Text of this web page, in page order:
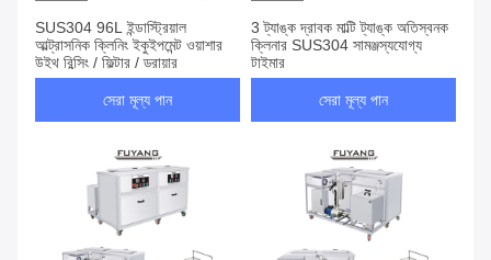
SUS304 96L ইন্ডাস্ট্রিয়াল
আল্ট্রাসনিক ক্লিনিং ইকুইপমেন্ট ওয়াশার
উইথ রিন্সিং / ফিল্টার / ড্রায়ার
সেরা মূল্য পান
3 ট্যাঙ্ক দ্রাবক মাল্টি ট্যাঙ্ক অতিস্বনক
ক্লিনার SUS304 সামঞ্জস্যযোগ্য
টাইমার
সেরা মূল্য পান